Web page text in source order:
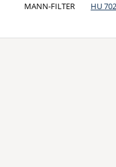
MANN-FILTER HU